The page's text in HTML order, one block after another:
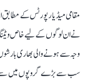
مقامی میڈیا رپورٹس کے مطابق
نے ان لوگوں کے لیے خاص
وجہ سے ہونے والی بھاری
سب سے بڑے گروپوں میں سے